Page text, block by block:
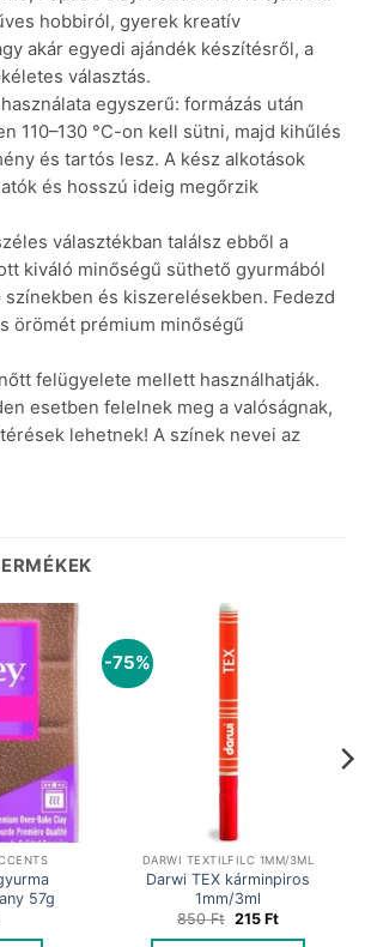
hobbiról, gyerek kreatív
akár egyedi ajándék készítésről, a
választás.
egyszerű: formázás után
110–130 °C-on kell sütni, majd kihűlés
és tartós lesz. A kész alkotások
és hosszú ideig megőrzik
választékban találsz ebből a
kiváló minőségű süthető gyurmából
és kiszerelésekben. Fedezd
örömét prémium minőségű
felügyelete mellett használhatják.
esetben felelnek meg a valóságnak,
lehetnek! A színek nevei az
57g
-75%
DARWI TEXTILFILC 1MM/3ML
Darwi TEX kárminpiros
1mm/3ml
850Ft Original
215 FtCurrent